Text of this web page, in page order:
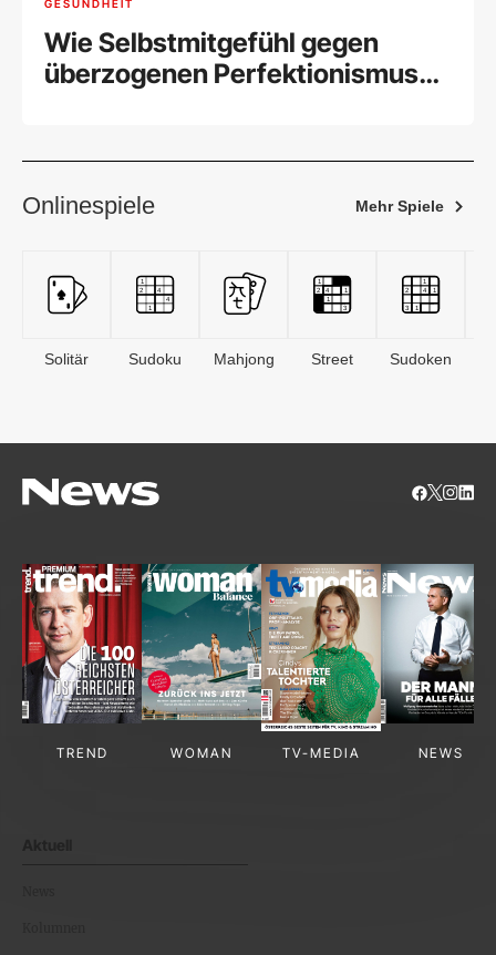
GESUNDHEIT
Wie Selbstmitgefühl gegen
überzogenen Perfektionismus
Onlinespiele Mehr Spiele
Solitär Sudoku Mahjong Street Sudoken
TREND WOMAN TV-MEDIA NEWS